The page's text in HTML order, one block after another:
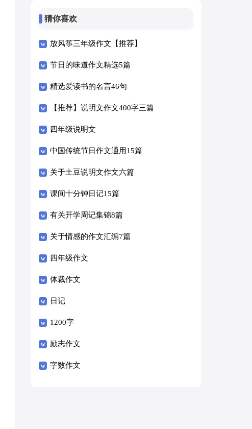
猜你喜欢
放风筝三年级作文【推荐】
节日的味道作文精选5篇
精选爱读书的名言46句
【推荐】说明文作文400字三篇
四年级说明文
中国传统节日作文通用15篇
关于土豆说明文作文六篇
课间十分钟日记15篇
有关开学周记集锦8篇
关于情感的作文汇编7篇
四年级作文
体裁作文
日记
1200字
励志作文
字数作文